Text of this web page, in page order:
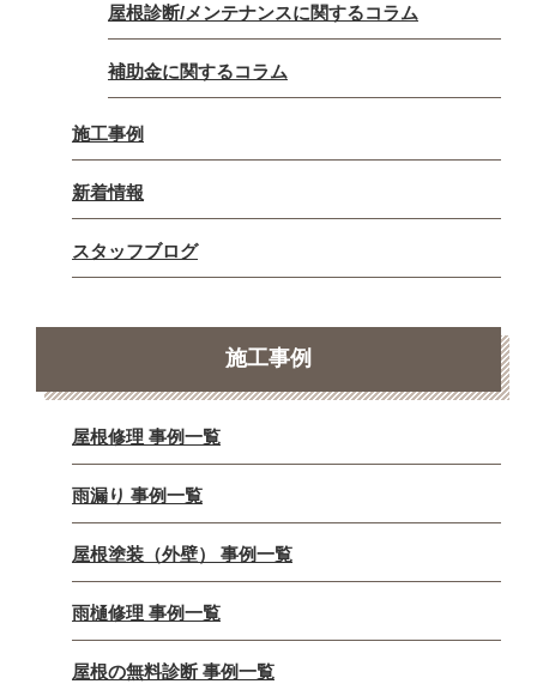
屋根診断/メンテナンスに関するコラム
補助金に関するコラム
施工事例
新着情報
スタッフブログ
施工事例
屋根修理 事例一覧
雨漏り 事例一覧
屋根塗装（外壁） 事例一覧
雨樋修理 事例一覧
屋根の無料診断 事例一覧